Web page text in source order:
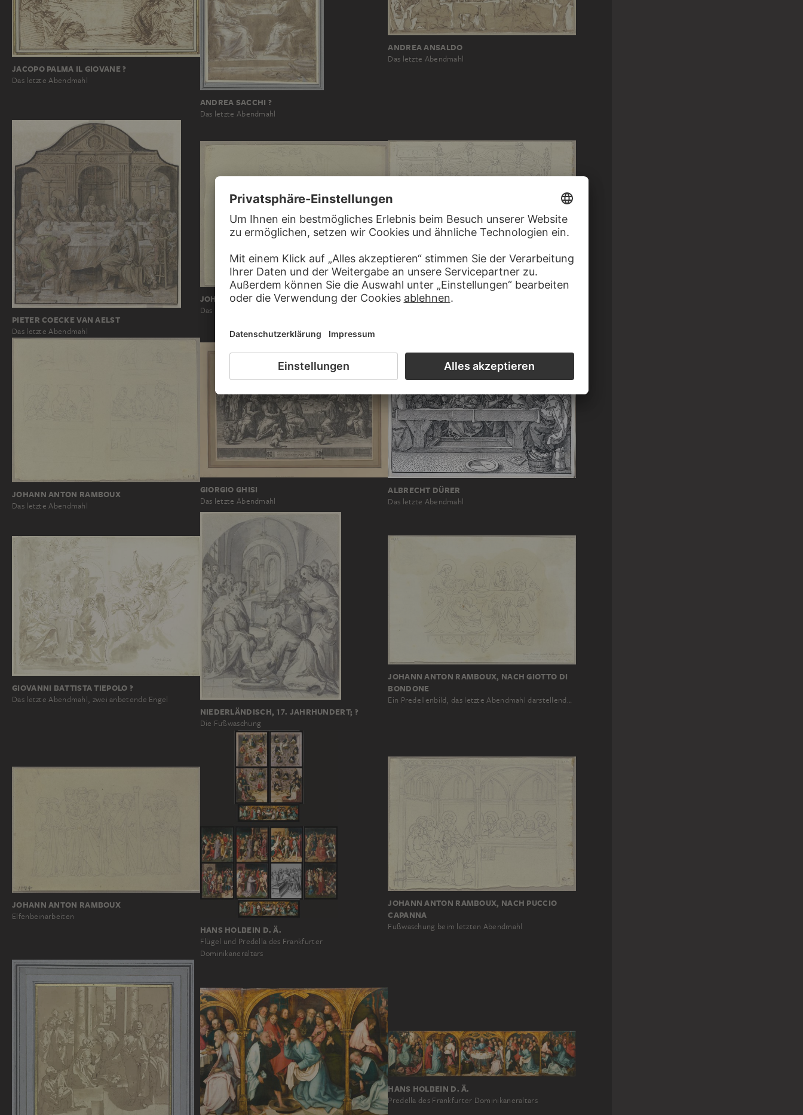
JACOPO PALMA IL GIOVANE ?
Das letzte Abendmahl
ANDREA SACCHI ?
Das letzte Abendmahl
ANDREA ANSALDO
Das letzte Abendmahl
PIETER COECKE VAN AELST
Das letzte Abendmahl
JOHANN ANTON RAMBOUX
Das letzte Abendmahl
JOHANN ANTON RAMBOUX, NACH PUCCIO
CAPANNA
JOHANN ANTON RAMBOUX
Das letzte Abendmahl
GIORGIO GHISI
Das letzte Abendmahl
ALBRECHT DÜRER
Das letzte Abendmahl
GIOVANNI BATTISTA TIEPOLO ?
Das letzte Abendmahl, zwei anbetende Engel
NIEDERLÄNDISCH, 17. JAHRHUNDERT; ?
Die Fußwaschung
JOHANN ANTON RAMBOUX, NACH GIOTTO DI
BONDONE
Ein Predellenbild, das letzte Abendmahl darstellend…
JOHANN ANTON RAMBOUX
Elfenbeinarbeiten
HANS HOLBEIN D. Ä.
Flügel und Predella des Frankfurter
Dominikaneraltars
JOHANN ANTON RAMBOUX, NACH PUCCIO
CAPANNA
Fußwaschung beim letzten Abendmahl
HANS HOLBEIN D. Ä.
Predella des Frankfurter Dominikaneraltars